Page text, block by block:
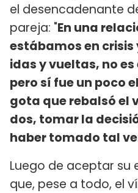
el desencadenante
pareja: "En una
estábamos en crisis
idas y vueltas, no
pero sí fue un poco
gota que rebalsó el
dos, tomar la
haber tomado tal
Luego de aceptar su
que, pese a todo, el